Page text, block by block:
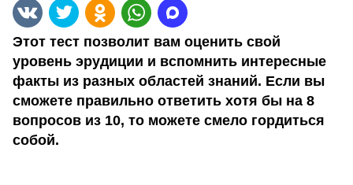
Этот тест позволит вам оценить свой
уровень эрудиции и вспомнить интересные
факты из разных областей знаний. Если вы
сможете правильно ответить хотя бы на 8
вопросов из 10, то можете смело гордиться
собой.